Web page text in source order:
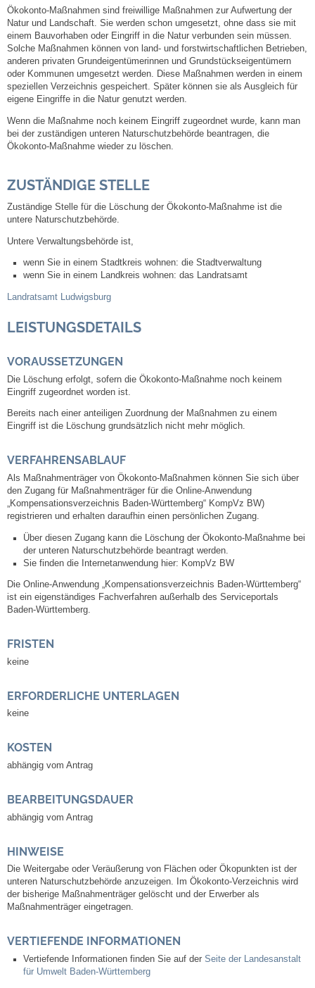
Steuern
Gebühren und Beiträge
Ortsrecht
Haushalt 2026
Redaktionsstatut für das Amtsblatt
Service
Notdienste
Ortsplan
Bildergalerie
Rund um den Wein
Schlepper / Traktor
Aktuelles
Gemeindeverwaltung
Schadensmeldungen
Gemeinderat
Sitzungsberichte
Ratsinfo
Leben
Ökokonto-Maßnahmen sind freiwillige Maßnahmen zur Aufwertung der
Natur und Landschaft. Sie werden schon umgesetzt, ohne dass sie mit
einem Bauvorhaben oder Eingriff in die Natur verbunden sein müssen.
Solche Maßnahmen können von land- und forstwirtschaftlichen Betrieben,
anderen privaten Grundeigentümerinnen und Grundstückseigentümern
oder Kommunen umgesetzt werden. Diese Maßnahmen werden in einem
speziellen Verzeichnis gespeichert. Später können sie als Ausgleich für
eigene Eingriffe in die Natur genutzt werden.
Wenn die Maßnahme noch keinem Eingriff zugeordnet wurde, kann man
bei der zuständigen unteren Naturschutzbehörde beantragen, die
Ökokonto-Maßnahme wieder zu löschen.
ZUSTÄNDIGE STELLE
Zuständige Stelle für die Löschung der Ökokonto-Maßnahme ist die
untere Naturschutzbehörde.
Untere Verwaltungsbehörde ist,
wenn Sie in einem Stadtkreis wohnen: die Stadtverwaltung
wenn Sie in einem Landkreis wohnen: das Landratsamt
Landratsamt Ludwigsburg
LEISTUNGSDETAILS
VORAUSSETZUNGEN
Die Löschung erfolgt, sofern die Ökokonto-Maßnahme noch keinem
Eingriff zugeordnet worden ist.
Bereits nach einer anteiligen Zuordnung der Maßnahmen zu einem
Eingriff ist die Löschung grundsätzlich nicht mehr möglich.
VERFAHRENSABLAUF
Als Maßnahmenträger von Ökokonto-Maßnahmen können Sie sich über
den Zugang für Maßnahmenträger für die Online-Anwendung
„Kompensationsverzeichnis Baden-Württemberg“ KompVz BW)
registrieren und erhalten daraufhin einen persönlichen Zugang.
Über diesen Zugang kann die Löschung der Ökokonto-Maßnahme bei
der unteren Naturschutzbehörde beantragt werden.
Sie finden die Internetanwendung hier: KompVz BW
Die Online-Anwendung „Kompensationsverzeichnis Baden-Württemberg“
ist ein eigenständiges Fachverfahren außerhalb des Serviceportals
Baden-Württemberg.
FRISTEN
keine
ERFORDERLICHE UNTERLAGEN
keine
KOSTEN
abhängig vom Antrag
BEARBEITUNGSDAUER
abhängig vom Antrag
HINWEISE
Die Weitergabe oder Veräußerung von Flächen oder Ökopunkten ist der
unteren Naturschutzbehörde anzuzeigen. Im Ökokonto-Verzeichnis wird
der bisherige Maßnahmenträger gelöscht und der Erwerber als
Maßnahmenträger eingetragen.
VERTIEFENDE INFORMATIONEN
Vertiefende Informationen finden Sie auf der Seite der Landesanstalt
für Umwelt Baden-Württemberg